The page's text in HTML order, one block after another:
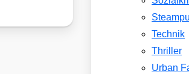
Technik
Thriller
Urban